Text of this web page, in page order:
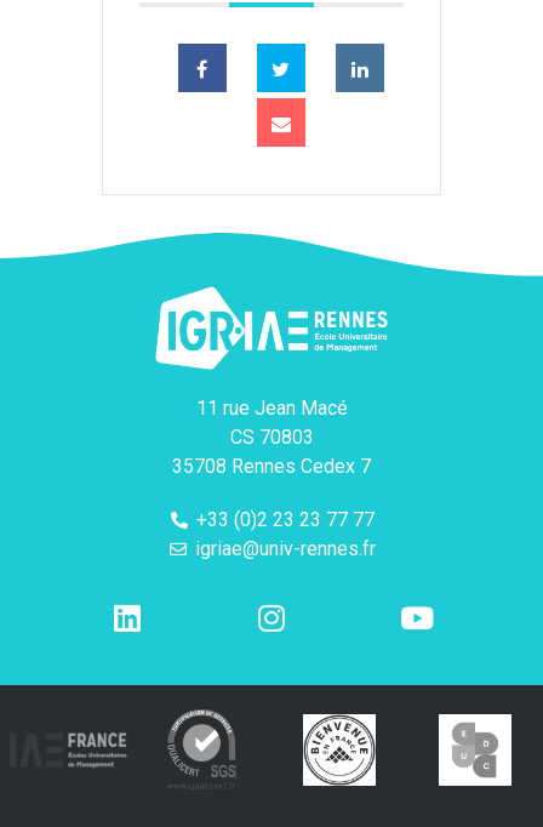
11 rue Jean Macé
CS 70803
35708 Rennes Cedex 7
+33 (0)2 23 23 77 77
igriae@univ-rennes.fr